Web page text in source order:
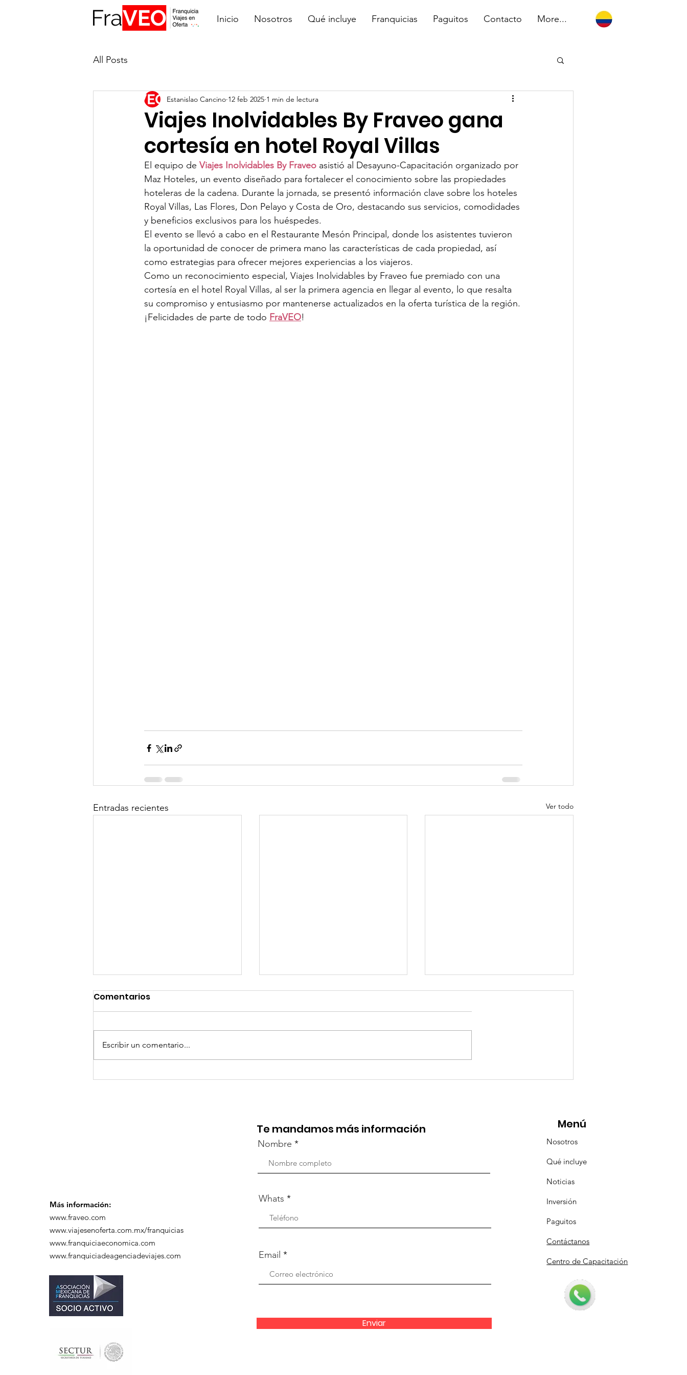
Inicio Nosotros Qué incluye Franquicias Paguitos Contacto More...
All Posts
Viajes Inolvidables By Fraveo gana
cortesía en hotel Royal Villas
Estanislao Cancino 12 feb 2025 1 min de lectura
El equipo de Viajes Inolvidables By Fraveo asistió al Desayuno-Capacitación organizado por
Maz Hoteles, un evento diseñado para fortalecer el conocimiento sobre las propiedades
hoteleras de la cadena. Durante la jornada, se presentó información clave sobre los hoteles
Royal Villas, Las Flores, Don Pelayo y Costa de Oro, destacando sus servicios, comodidades
y beneficios exclusivos para los huéspedes.
El evento se llevó a cabo en el Restaurante Mesón Principal, donde los asistentes tuvieron
la oportunidad de conocer de primera mano las características de cada propiedad, así
como estrategias para ofrecer mejores experiencias a los viajeros.
Como un reconocimiento especial, Viajes Inolvidables by Fraveo fue premiado con una
cortesía en el hotel Royal Villas, al ser la primera agencia en llegar al evento, lo que resalta
su compromiso y entusiasmo por mantenerse actualizados en la oferta turística de la región.
¡Felicidades de parte de todo FraVEO!
Entradas recientes Ver todo
GoMapTravelByFraveo
TourTravelynByFraveo
ViveMásViajandoByFraveo
Comentarios
Escribir un comentario...
Más información:
www.fraveo.com
www.viajesenoferta.com.mx/franquicias
www.franquiciaeconomica.com
www.franquiciadeagenciadeviajes.com
Te mandamos más información
Nombre
Whats
Email
Enviar
Menú
Nosotros
Qué incluye
Noticias
Inversión
Paguitos
Contáctanos
Centro de Capacitación